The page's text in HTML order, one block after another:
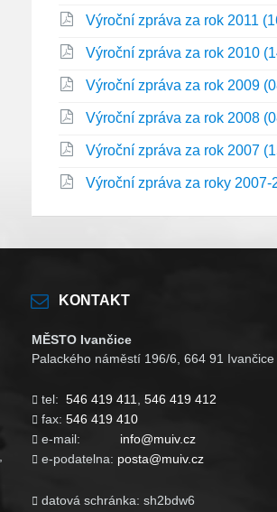
Výroční zpráva za rok 2011
Výroční zpráva za rok 2010
Výroční zpráva za rok 2009
Výroční zpráva za rok 2008
Výroční zpráva za rok 2007
Výroční zpráva za roky 2007-
KONTAKT
MĚSTO Ivančice
Palackého náměstí 196/6, 664 91 Ivančice
 tel:546 419 411 ,546 419 412
 fax:546 419 410
 e-mail: info@muiv.cz
 e-podatelna: posta@muiv.cz
 datová schránka: sh2bdw6